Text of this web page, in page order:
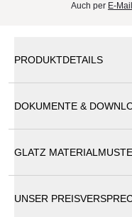
Auch per E-Mail
PRODUKTDETAILS
.
Produktnummer:
VS-350-01-226-906
Glatz
DOKUMENTE &
Glatz
GLATZ
UNSER